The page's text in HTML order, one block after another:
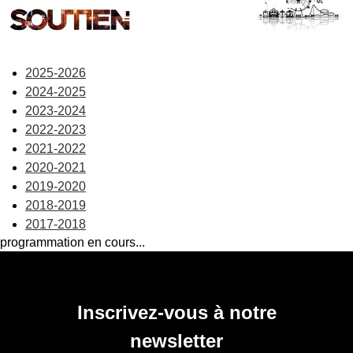
En savoir +
2025-2026
2024-2025
2023-2024
2022-2023
2021-2022
2020-2021
2019-2020
2018-2019
2017-2018
programmation en cours...
Inscrivez-vous à notre
newsletter